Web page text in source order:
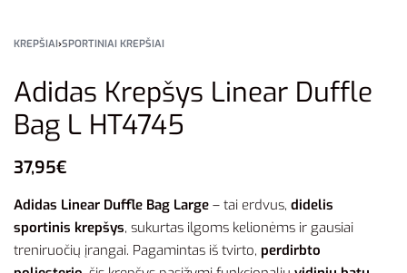
KREPŠIAI›SPORTINIAI KREPŠIAI
Adidas Krepšys Linear Duffle
Bag L HT4745
37,95€
Adidas Linear Duffle Bag Large – tai erdvus, didelis
sportinis krepšys, sukurtas ilgoms kelionėms ir gausiai
treniruočių įrangai. Pagamintas iš tvirto, perdirbto